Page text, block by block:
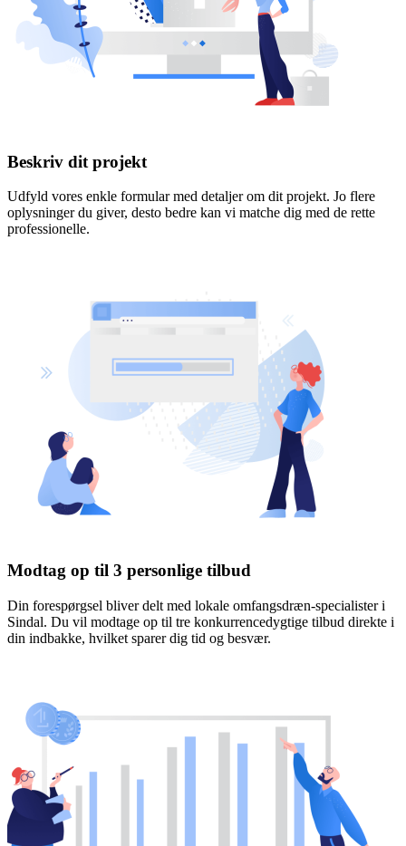
Beskriv dit projekt
Udfyld vores enkle formular med detaljer om dit projekt. Jo flere
oplysninger du giver, desto bedre kan vi matche dig med de rette
professionelle.
Modtag op til 3 personlige tilbud
Din forespørgsel bliver delt med lokale omfangsdræn-specialister i
Sindal. Du vil modtage op til tre konkurrencedygtige tilbud direkte i
din indbakke, hvilket sparer dig tid og besvær.